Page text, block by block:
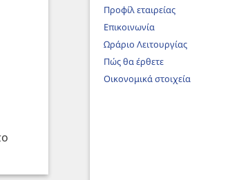
Προφίλ εταιρείας
Επικοινωνία
Ωράριο Λειτουργίας
Πώς θα έρθετε
Οικονομικά στοιχεία